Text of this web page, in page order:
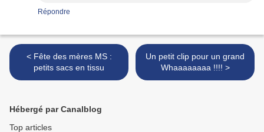
Répondre
< Fête des mères MS :
petits sacs en tissu
Un petit clip pour un grand
Whaaaaaaaa !!!! >
Hébergé par Canalblog
Top articles